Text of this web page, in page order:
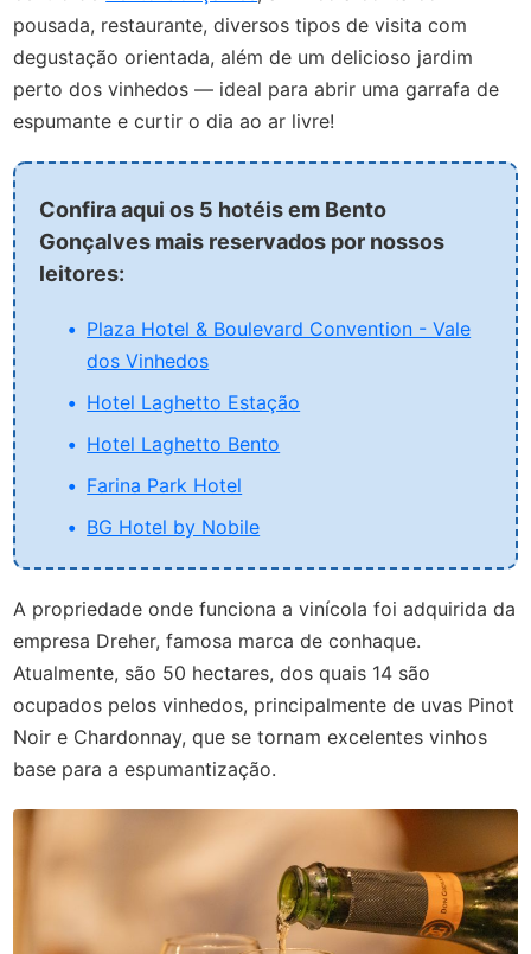
pousada, restaurante, diversos tipos de visita com
degustação orientada, além de um delicioso jardim
perto dos vinhedos — ideal para abrir uma garrafa de
espumante e curtir o dia ao ar livre!
Confira aqui os 5 hotéis em Bento
Gonçalves mais reservados por nossos
leitores:
Plaza Hotel & Boulevard Convention - Vale
dos Vinhedos
Hotel Laghetto Estação
Hotel Laghetto Bento
Farina Park Hotel
BG Hotel by Nobile
A propriedade onde funciona a vinícola foi adquirida da
empresa Dreher, famosa marca de conhaque.
Atualmente, são 50 hectares, dos quais 14 são
ocupados pelos vinhedos, principalmente de uvas Pinot
Noir e Chardonnay, que se tornam excelentes vinhos
base para a espumantização.